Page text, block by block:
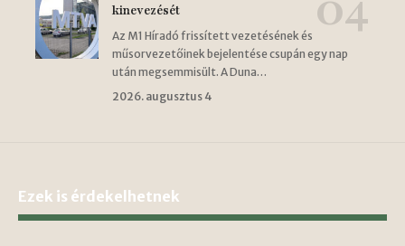
kinevezését
Az M1 Híradó frissített vezetésének és
műsorvezetőinek bejelentése csupán egy nap
után megsemmisült. A Duna…
2026. augusztus 4
Ezek is érdekelhetnek